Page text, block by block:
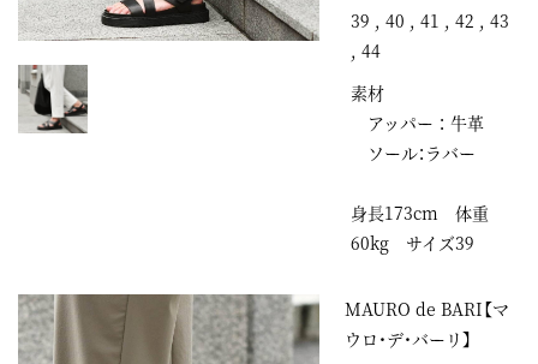
39 , 40 , 41 , 42 , 43
, 44
素材
アッパー ： 牛革
ソール：ラバー
身長173cm 体重
60kg サイズ39
MAURO de BARI【マ
ウロ・デ・バーリ】